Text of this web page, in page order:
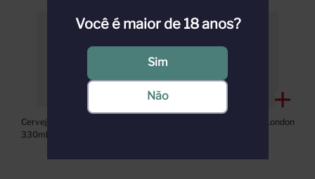
Cerveja Brouwerij Tij Ipa Gf
330ml
Cerveja Young´s Special London
Você é maior de 18 anos?
Sim
Não